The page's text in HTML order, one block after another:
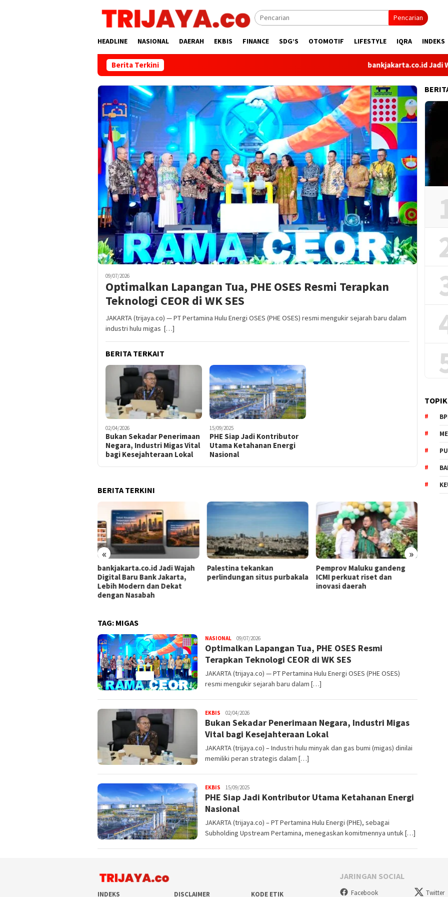
Pencarian
HEADLINE NASIONAL DAERAH EKBIS FINANCE SDG’S OTOMOTIF LIFESTYLE IQRA INDEKS
Berita Terkini bankjakarta.co.id Jadi Wajah
09/07/2026
Optimalkan Lapangan Tua, PHE OSES Resmi Terapkan
Teknologi CEOR di WK SES
JAKARTA (trijaya.co) — PT Pertamina Hulu Energi OSES (PHE OSES) resmi mengukir sejarah baru dalam
industri hulu migas […]
BERITA TERKAIT
02/04/2026
Bukan Sekadar Penerimaan
Negara, Industri Migas Vital
bagi Kesejahteraan Lokal
15/09/2025
PHE Siap Jadi Kontributor
Utama Ketahanan Energi
Nasional
BERITA TERKINI
« »
bankjakarta.co.id Jadi Wajah
Digital Baru Bank Jakarta,
Lebih Modern dan Dekat
dengan Nasabah
Palestina tekankan
perlindungan situs purbakala
Pemprov Maluku gandeng
ICMI perkuat riset dan
inovasi daerah
Lewat
TAG: MIGAS
NASIONAL Trijaya
.co
09/07/2026
Optimalkan Lapangan Tua, PHE OSES Resmi
Terapkan Teknologi CEOR di WK SES
JAKARTA (trijaya.co) — PT Pertamina Hulu Energi OSES (PHE OSES)
resmi mengukir sejarah baru dalam […]
EKBIS Trijaya
.co
02/04/2026
Bukan Sekadar Penerimaan Negara, Industri Migas
Vital bagi Kesejahteraan Lokal
JAKARTA (trijaya.co) – Industri hulu minyak dan gas bumi (migas) dinilai
memiliki peran strategis dalam […]
EKBIS Trijaya
.co
15/09/2025
PHE Siap Jadi Kontributor Utama Ketahanan Energi
Nasional
JAKARTA (trijaya.co) – PT Pertamina Hulu Energi (PHE), sebagai
Subholding Upstream Pertamina, menegaskan komitmennya untuk […]
INDEKS DISCLAIMER KODE ETIK
JARINGAN SOCIAL
Facebook Twitter